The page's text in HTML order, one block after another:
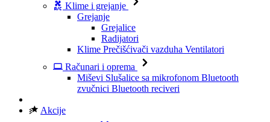
Klime i grejanje
Grejanje
Grejalice
Radijatori
Klime Prečišćivači vazduha Ventilatori
Računari i oprema
Miševi Slušalice sa mikrofonom Bluetooth
zvučnici Bluetooth reciveri
Akcije